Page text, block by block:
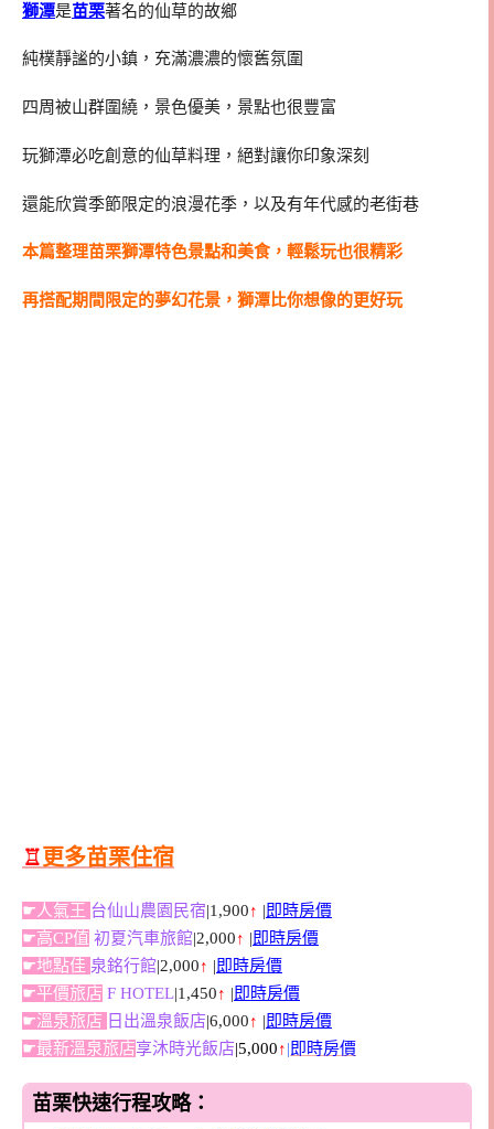
獅潭是苗栗著名的仙草的故鄉
純樸靜謐的小鎮，充滿濃濃的懷舊氛圍
四周被山群圍繞，景色優美，景點也很豐富
玩獅潭必吃創意的仙草料理，絕對讓你印象深刻
還能欣賞季節限定的浪漫花季，以及有年代感的老街巷
本篇整理苗栗獅潭特色景點和美食，輕鬆玩也很精彩
再搭配期間限定的夢幻花景，獅潭比你想像的更好玩
♖ 更多苗栗住宿
☛人氣王 台仙山農園民宿|1,900↑ |即時房價
☛高CP值 初夏汽車旅館|2,000↑ |即時房價
☛地點佳 泉銘行館|2,000↑ |即時房價
☛平價旅店 F HOTEL|1,450↑ |即時房價
☛溫泉旅店 日出溫泉飯店|6,000↑ |即時房價
☛最新溫泉旅店享沐時光飯店|5,000↑|即時房價
苗栗快速行程攻略：